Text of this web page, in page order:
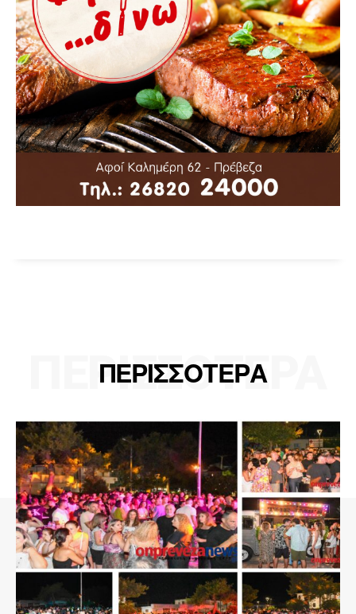
ΠΕΡΙΣΣΟΤΕΡΑ
ΠΕΡΙΣΣΟΤΕΡΑ